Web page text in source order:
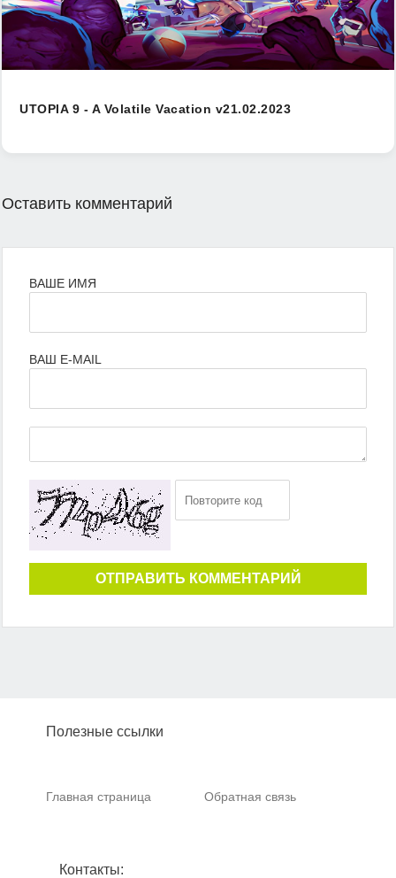
UTOPIA 9 - A Volatile Vacation v21.02.2023
Оставить комментарий
ВАШЕ ИМЯ
ВАШ E-MAIL
ОТПРАВИТЬ КОММЕНТАРИЙ
Полезные ссылки
Главная страница Обратная связь
Контакты: